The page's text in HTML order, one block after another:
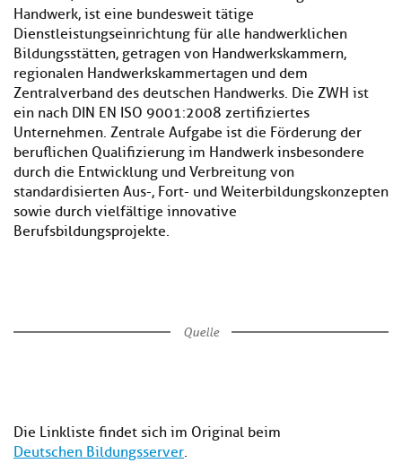
Handwerk, ist eine bundesweit tätige
Dienstleistungseinrichtung für alle handwerklichen
Bildungsstätten, getragen von Handwerkskammern,
regionalen Handwerkskammertagen und dem
Zentralverband des deutschen Handwerks. Die ZWH ist
ein nach DIN EN ISO 9001:2008 zertifiziertes
Unternehmen. Zentrale Aufgabe ist die Förderung der
beruflichen Qualifizierung im Handwerk insbesondere
durch die Entwicklung und Verbreitung von
standardisierten Aus-, Fort- und Weiterbildungskonzepten
sowie durch vielfältige innovative
Berufsbildungsprojekte.
Quelle
Die Linkliste findet sich im Original beim
Deutschen Bildungsserver.